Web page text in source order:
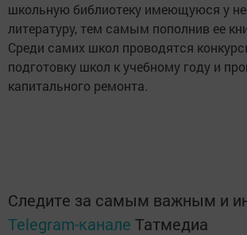
школьную библиотеку имеющуюся у
литературу, тем самым пополнив ее
Среди самих школ проводятся
подготовку школ к учебному году и
капитального ремонта.
Следите за самым важным и
Telegram-канале Татмедиа